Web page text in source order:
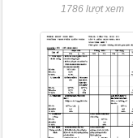
1786 lượt xem